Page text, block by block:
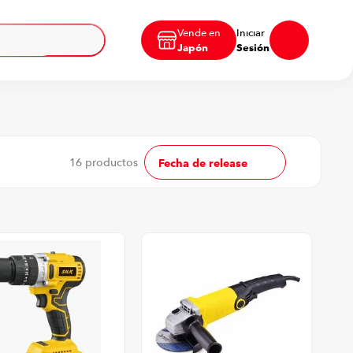
Vende en
Japón
Iniciar
Sesión
16 productos Fecha de release